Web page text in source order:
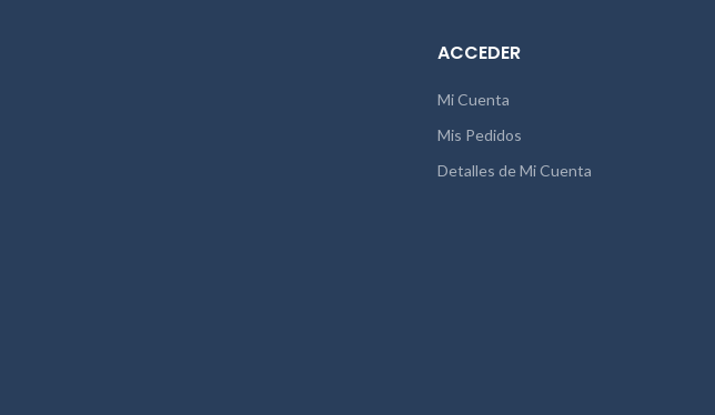
ACCEDER
Mi Cuenta
Mis Pedidos
Detalles de Mi Cuenta